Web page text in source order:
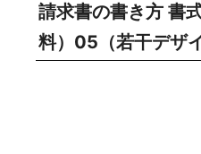
請求書の書き方 書
料）05（若干デザ